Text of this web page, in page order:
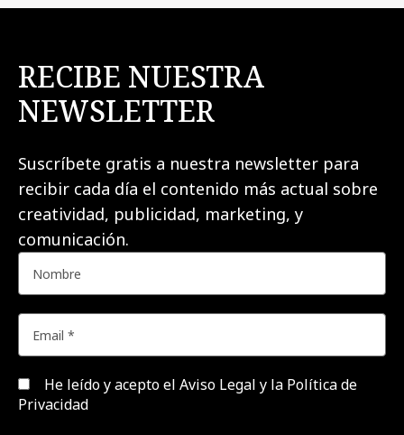
RECIBE NUESTRA
NEWSLETTER
Suscríbete gratis a nuestra newsletter para
recibir cada día el contenido más actual sobre
creatividad, publicidad, marketing, y
comunicación.
He leído y acepto el Aviso Legal y la Política de
Privacidad